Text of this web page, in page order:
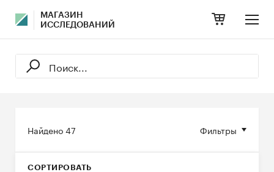
МАГАЗИН
ИССЛЕДОВАНИЙ
Фильтры
Найдено47
СОРТИРОВАТЬ